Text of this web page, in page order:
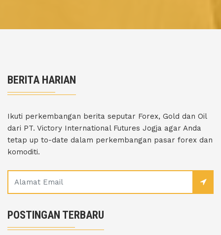
BERITA HARIAN
Ikuti perkembangan berita seputar Forex, Gold dan Oil
dari PT. Victory International Futures Jogja agar Anda
tetap up to-date dalam perkembangan pasar forex dan
komoditi.
POSTINGAN TERBARU